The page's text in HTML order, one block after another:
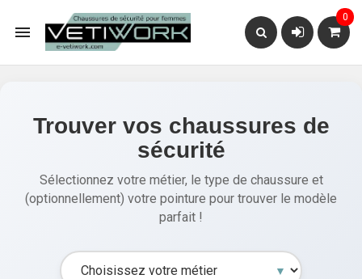

0
Trouver vos chaussures de
sécurité
Sélectionnez votre métier, le type de chaussure et
(optionnellement) votre pointure pour trouver le modèle
parfait !